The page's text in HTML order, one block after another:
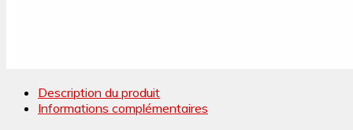
Description du produit
Informations complémentaires